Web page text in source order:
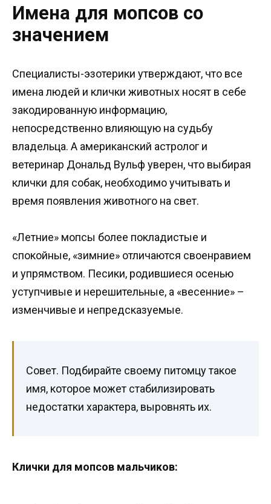
Имена для мопсов со
значением
Специалисты-эзотерики утверждают, что все
имена людей и клички животных носят в себе
закодированную информацию,
непосредственно влияющую на судьбу
владельца. А американский астролог и
ветеринар Дональд Вульф уверен, что выбирая
клички для собак, необходимо учитывать и
время появления животного на свет.
«Летние» мопсы более покладистые и
спокойные, «зимние» отличаются своенравием
и упрямством. Песики, родившиеся осенью
уступчивые и нерешительные, а «весенние» –
изменчивые и непредсказуемые.
Совет. Подбирайте своему питомцу такое
имя, которое может стабилизировать
недостатки характера, выровнять их.
Клички для мопсов мальчиков: